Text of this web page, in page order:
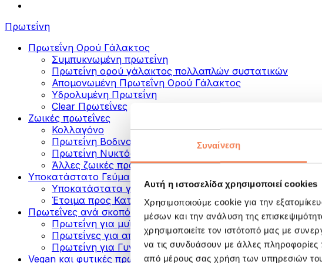
Συναίνεση
Αυτή η ιστοσελίδα χρησιμοποιεί cookies
Χρησιμοποιούμε cookie για την
μέσων και την ανάλυση της
χρησιμοποιείτε τον ιστότοπό μας με
να τις συνδυάσουν με άλλες πληροφορίες
από μέρους σας χρήση των υπηρεσιών
Πρωτεΐνη
Πρωτεΐνη Ορού Γάλακτος
Συμπυκνωμένη πρωτεΐνη
Πρωτεΐνη ορού γάλακτος πολλαπλών συστατικών
Απομονωμένη Πρωτεΐνη Ορού Γάλακτος
Υδρολυμένη Πρωτεΐνη
Clear Πρωτεΐνες
Ζωικές πρωτεΐνες
Κολλαγόνο
Πρωτεΐνη Βοδινού
Πρωτεΐνη Νυκτός
Άλλες ζωικές πρωτεΐνες
Υποκατάστατο Γεύματος
Υποκατάστατα γεύματος σε σκόνη
Έτοιμα προς Κατανάλωση Πρωτεϊνικά Ροφήματα
Πρωτεΐνες ανά σκοπό
Πρωτεΐνη για μυϊκή ανάπτυξη
Πρωτεΐνες για απώλεια βάρους
Πρωτεΐνη για Γυναίκες
Vegan και φυτικές πρωτεΐνες